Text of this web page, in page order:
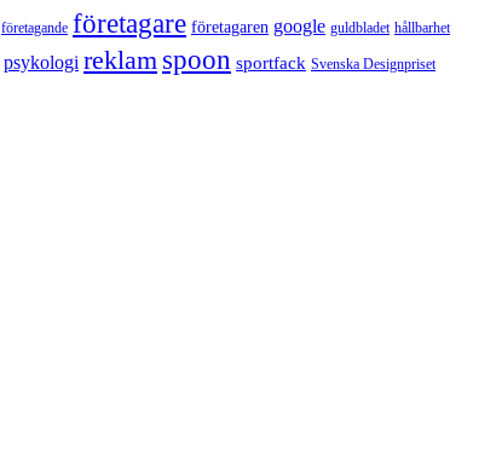
företagande företagare företagaren google guldbladet hållbarhet
psykologi reklam spoon sportfack Svenska Designpriset